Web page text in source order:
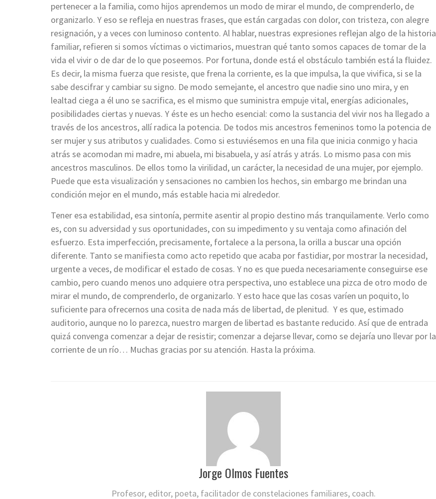
pertenecer a la familia, como hijos aprendemos un modo de mirar el mundo, de comprenderlo, de
organizarlo. Y eso se refleja en nuestras frases, que están cargadas con dolor, con tristeza, con alegre
resignación, y a veces con luminoso contento. Al hablar, nuestras expresiones reflejan algo de la historia
familiar, refieren si somos víctimas o victimarios, muestran qué tanto somos capaces de tomar de la
vida el vivir o de dar de lo que poseemos. Por fortuna, donde está el obstáculo también está la fluidez.
Es decir, la misma fuerza que resiste, que frena la corriente, es la que impulsa, la que vivifica, si se la
sabe descifrar y cambiar su signo. De modo semejante, el ancestro que nadie sino uno mira, y en
lealtad ciega a él uno se sacrifica, es el mismo que suministra empuje vital, energías adicionales,
posibilidades ciertas y nuevas. Y éste es un hecho esencial: como la sustancia del vivir nos ha llegado a
través de los ancestros, allí radica la potencia. De todos mis ancestros femeninos tomo la potencia de
ser mujer y sus atributos y cualidades. Como si estuviésemos en una fila que inicia conmigo y hacia
atrás se acomodan mi madre, mi abuela, mi bisabuela, y así atrás y atrás. Lo mismo pasa con mis
ancestros masculinos. De ellos tomo la virilidad, un carácter, la necesidad de una mujer, por ejemplo.
Puede que esta visualización y sensaciones no cambien los hechos, sin embargo me brindan una
condición mejor en el mundo, más estable hacia mi alrededor.
Tener esa estabilidad, esa sintonía, permite asentir al propio destino más tranquilamente. Verlo como
es, con su adversidad y sus oportunidades, con su impedimento y su ventaja como afinación del
esfuerzo. Esta imperfección, precisamente, fortalece a la persona, la orilla a buscar una opción
diferente. Tanto se manifiesta como acto repetido que acaba por fastidiar, por mostrar la necesidad,
urgente a veces, de modificar el estado de cosas. Y no es que pueda necesariamente conseguirse ese
cambio, pero cuando menos uno adquiere otra perspectiva, uno establece una pizca de otro modo de
mirar el mundo, de comprenderlo, de organizarlo. Y esto hace que las cosas varíen un poquito, lo
suficiente para ofrecernos una cosita de nada más de libertad, de plenitud. Y es que, estimado
auditorio, aunque no lo parezca, nuestro margen de libertad es bastante reducido. Así que de entrada
quizá convenga comenzar a dejar de resistir; comenzar a dejarse llevar, como se dejaría uno llevar por la
corriente de un río… Muchas gracias por su atención. Hasta la próxima.
Jorge Olmos Fuentes
Profesor, editor, poeta, facilitador de constelaciones familiares, coach.